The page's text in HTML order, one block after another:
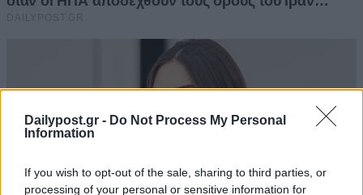
Dailypost.gr - Do Not Process My Personal
Information
If you wish to opt-out of the sale, sharing to third parties, or
processing of your personal or sensitive information for